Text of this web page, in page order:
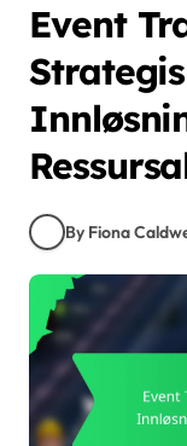
Event
By Fiona